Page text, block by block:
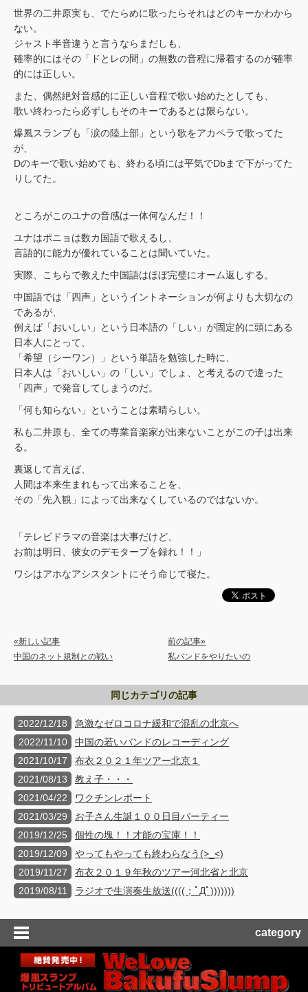
世界の二井原実も、でたらめに歌ったらそれはどのキーかわから
ない。
ジャスト半音違うと言うならまだしも、
確率的にはその「ドとレの間」の無数の音程に帰着するのが確率
的には正しい。
また、偶然絶対音感的に正しい音程で歌い始めたとしても、
歌い終わったら必ずしもそのキーであるとは限らない。
爆風スランプも「涙の陸上部」という歌をアカペラで歌ってた
が、
Dのキーで歌い始めても、終わる頃には平気でDbまで下がってた
りしてた。
ところがこのユナの音感は一体何なんだ！！
ユナはポニョは数カ国語で歌えるし、
言語的に能力が優れていることは聞いていた。
実際、こちらで教えた中国語はほぼ完璧にオーム返しする。
中国語では「四声」というイントネーションが何よりも大切なの
であるが、
例えば「おいしい」という日本語の「しい」が固定的に頭にある
日本人にとって、
「希望（シーワン）」という単語を勉強した時に、
日本人は「おいしい」の「しい」でしょ、と考えるので違った
「四声」で発音してしまうのだ。
「何も知らない」ということは素晴らしい。
私も二井原も、全ての専業音楽家が出来ないことがこの子は出来
る。
裏返して言えば、
人間は本来生まれもって出来ることを、
その「先入観」によって出来なくしているのではないか。
「テレビドラマの音楽は大事だけど、
お前は明日、彼女のデモタープを録れ！！」
ワシはアホなアシスタントにそう命じて寝た。
«新しい記事
中国のネット規制との戦い
前の記事»
私バンドをやりたいの
同じカテゴリの記事
2022/12/18
急激なゼロコロナ緩和で混乱の北京へ
2022/11/10
中国の若いバンドのレコーディング
2021/10/17
布衣２０２１年ツアー北京１
2021/08/13
教え子・・・
2021/04/22
ワクチンレポート
2021/03/29
お子さん生誕１００日目パーティー
2019/12/25
個性の塊！！才能の宝庫！！
2019/12/09
やってもやっても終わらなう(>_<)
2019/11/27
布衣２０１９年秋のツアー河北省と北京
2019/08/11
ラジオで生演奏生放送((((；ﾟДﾟ)))))))
category